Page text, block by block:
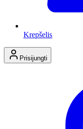
Krepšelis
Prisijungti